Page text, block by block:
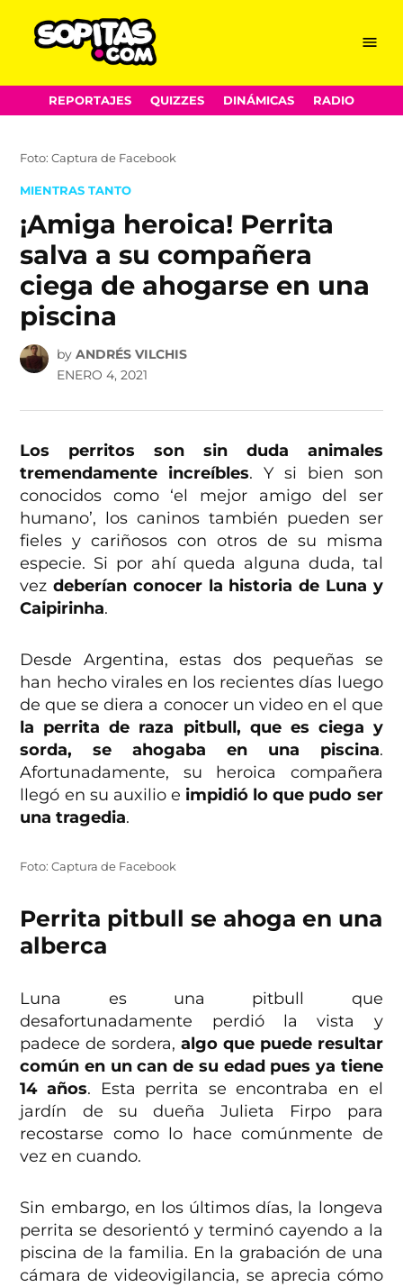
Skip
to
Menu
REPORTAJES QUIZZES DINÁMICAS RADIO
Foto: Captura de Facebook
POSTED
MIENTRAS TANTO
¡Amiga heroica! Perrita
salva a su compañera
ciega de ahogarse en una
piscina
by ANDRÉS VILCHIS
ENERO 4, 2021
Los perritos son sin duda animales
tremendamente increíbles. Y si bien son
conocidos como ‘el mejor amigo del ser
humano’, los caninos también pueden ser
fieles y cariñosos con otros de su misma
especie. Si por ahí queda alguna duda, tal
vezdeberían conocer la historia de Luna y
Caipirinha.
Desde Argentina, estas dos pequeñas se
han hecho virales en los recientes días luego
de que se diera a conocer un video en el que
la perrita de raza pitbull, que es ciega y
sorda, se ahogaba en una piscina.
Afortunadamente, su heroica compañera
llegó en su auxilio e impidió lo que pudo ser
una tragedia.
Foto: Captura de Facebook
Perrita pitbull se ahoga en una
alberca
Luna es una pitbull que
desafortunadamente perdió la vista y
padece de sordera, algo que puede resultar
común en un can de su edad pues ya tiene
14 años. Esta perrita se encontraba en el
jardín de su dueña Julieta Firpo para
recostarse como lo hace comúnmente de
vez en cuando.
Sin embargo, en los últimos días, la longeva
perrita se desorientó y terminó cayendo a la
piscina de la familia. En la grabación de una
cámara de videovigilancia, se aprecia cómo